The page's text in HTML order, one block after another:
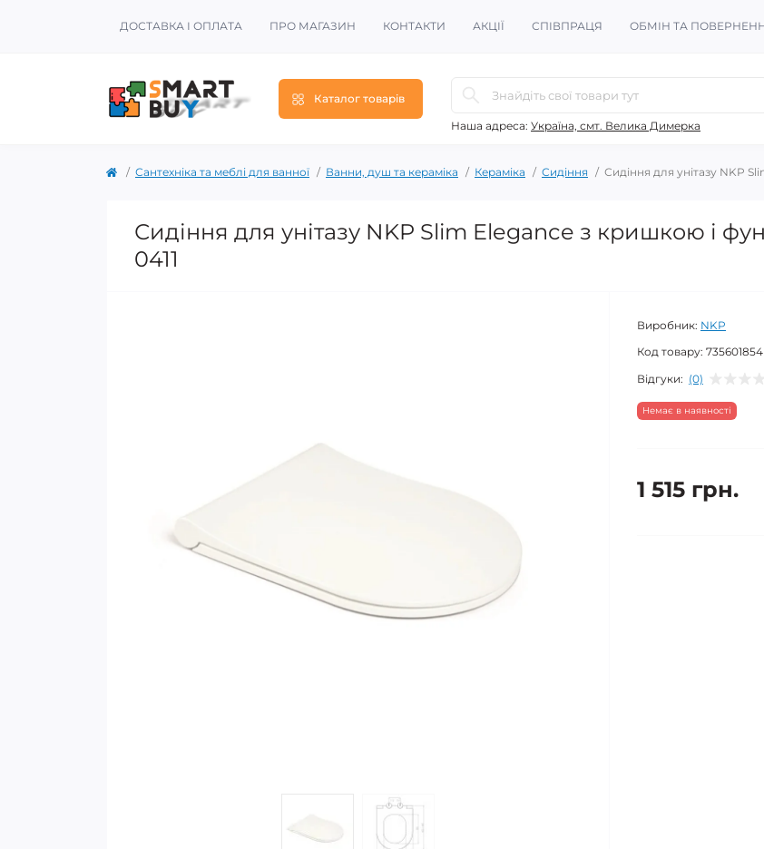
ДОСТАВКА І ОПЛАТА ПРО МАГАЗИН КОНТАКТИ АКЦІЇ СПІВПРАЦЯ ОБМІН ТА
Каталог товарів
Наша адреса: Україна, смт. Велика Димерка
Сантехніка та меблі для ванної Ванни, душ та кераміка Кераміка Сидіння Сидіння для унітазу NKP
Сидіння для унітазу NKP Slim Elegance з кришкою і
0411
Виробник: NKP
Код товару: 735601854
Відгуки: (0)
Немає в наявності
1 515 грн.